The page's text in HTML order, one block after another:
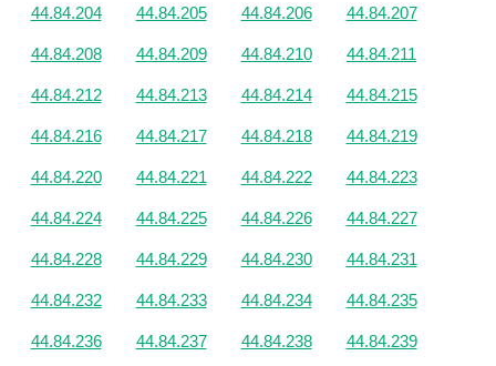
44.84.204 44.84.205 44.84.206 44.84.207
44.84.208 44.84.209 44.84.210 44.84.211
44.84.212 44.84.213 44.84.214 44.84.215
44.84.216 44.84.217 44.84.218 44.84.219
44.84.220 44.84.221 44.84.222 44.84.223
44.84.224 44.84.225 44.84.226 44.84.227
44.84.228 44.84.229 44.84.230 44.84.231
44.84.232 44.84.233 44.84.234 44.84.235
44.84.236 44.84.237 44.84.238 44.84.239